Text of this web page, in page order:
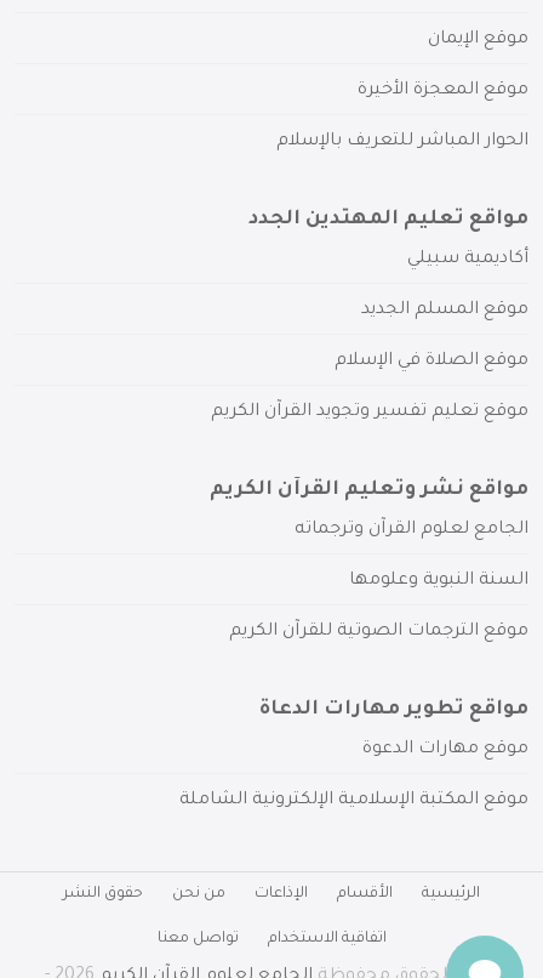
موقع الإيمان
موقع المعجزة الأخيرة
الحوار المباشر للتعريف بالإسلام
مواقع تعليم المهتدين الجدد
أكاديمية سبيلي
موقع المسلم الجديد
موقع الصلاة في الإسلام
موقع تعليم تفسير وتجويد القرآن الكريم
مواقع نشر وتعليم القرآن الكريم
الجامع لعلوم القرآن وترجماته
السنة النبوية وعلومها
موقع الترجمات الصوتية للقرآن الكريم
مواقع تطوير مهارات الدعاة
موقع مهارات الدعوة
موقع المكتبة الإسلامية الإلكترونية الشاملة
الرئيسية الأقسام الإذاعات من نحن حقوق النشر
اتفاقية الاستخدام تواصل معنا